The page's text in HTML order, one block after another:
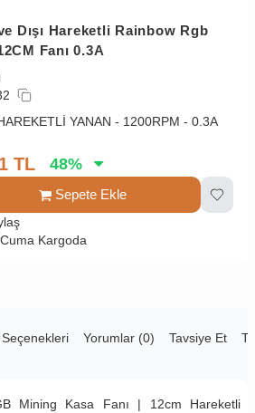
Dışı Hareketli Rainbow Rgb
Fanı 0.3A
YANAN - 1200RPM - 0.3A
TL 48%
Sepete Ekle
Kargoda
Yorumlar (0) Tavsiye Et
Mining Kasa Fanı | 12cm Hareketli